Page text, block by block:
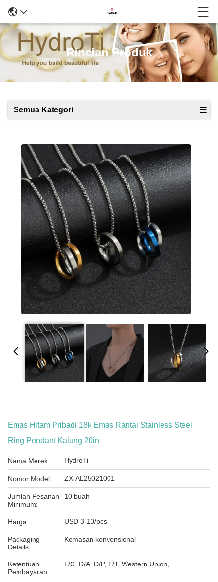
Rincian Produk
Semua Kategori
Emas Hitam Pribadi 18k Emas Rantai Stainless Steel
Ring Pendant Kalung 20in
Nama Merek: HydroTi
Nomor Model: ZX-AL25021001
Jumlah Pesanan
Minimum:
10 buah
Harga: USD 3-10/pcs
Packaging
Details:
Kemasan konvensional
Ketentuan
Pembayaran:
L/C, D/A, D/P, T/T, Western Union,